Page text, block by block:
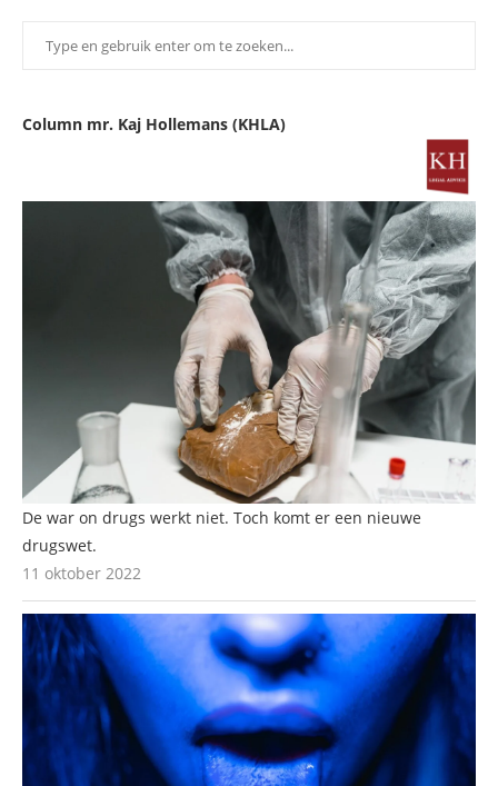
Column mr. Kaj Hollemans (KHLA)
De war on drugs werkt niet. Toch komt er een nieuwe
drugswet.
11 oktober 2022